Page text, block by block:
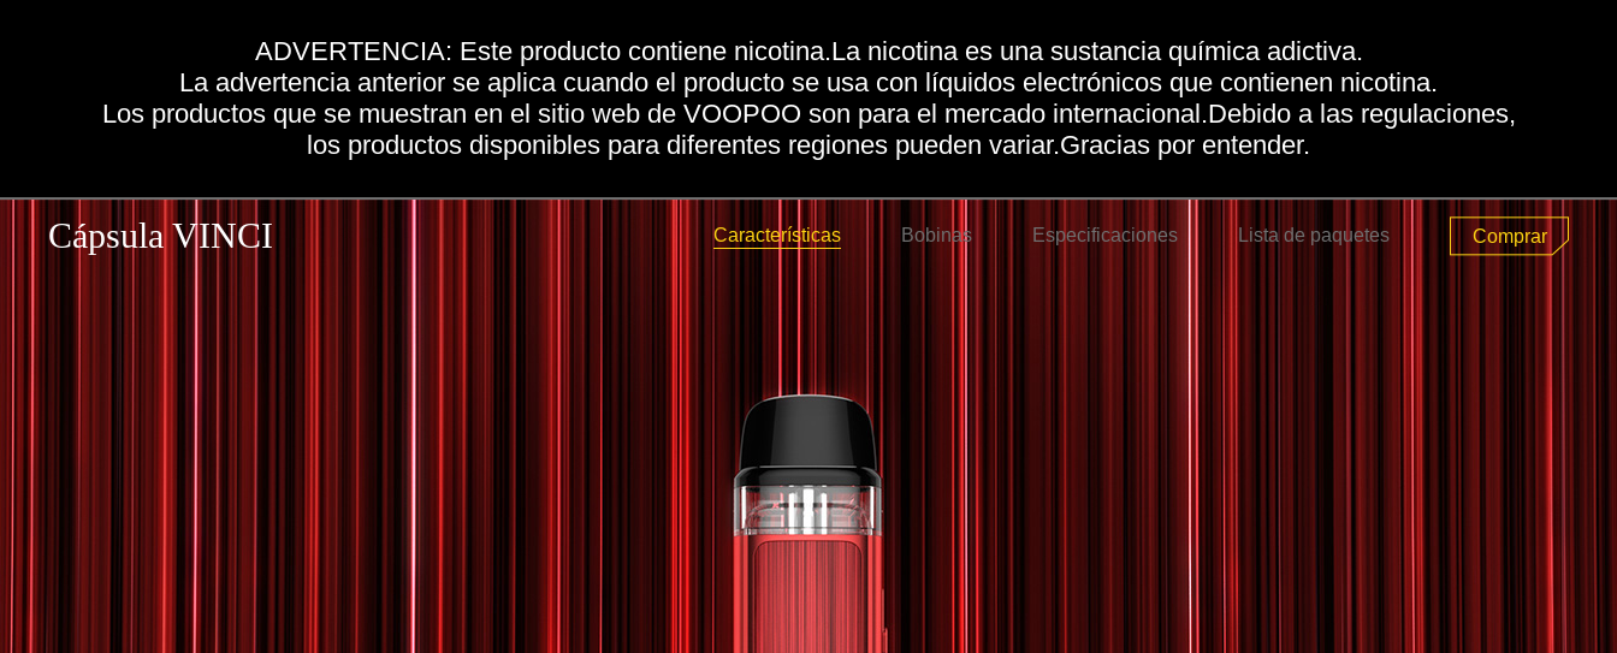
ADVERTENCIA: Este producto contiene nicotina.La nicotina es una sustancia química adictiva.
La advertencia anterior se aplica cuando el producto se usa con líquidos electrónicos que contienen nicotina.
Los productos que se muestran en el sitio web de VOOPOO son para el mercado internacional.Debido a las regulaciones,
los productos disponibles para diferentes regiones pueden variar.Gracias por entender.
Cápsula VINCI Características Bobinas Especificaciones Lista de paquetes Comprar